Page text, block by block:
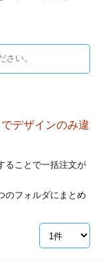
デザインのみ違
ることで一括注文が
のフォルダにまとめ